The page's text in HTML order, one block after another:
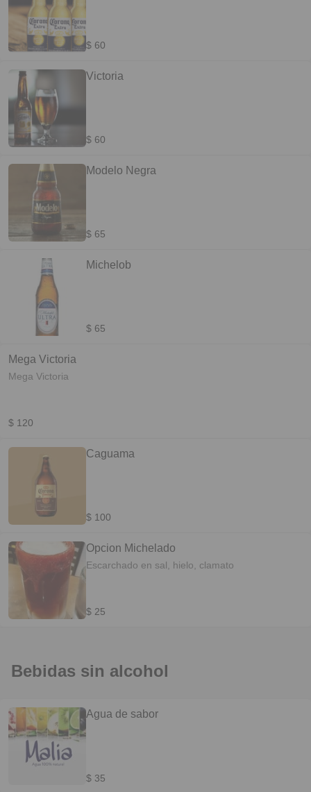
$ 60
Victoria
$ 60
Modelo Negra
$ 65
Michelob
$ 65
Mega Victoria
Mega Victoria
$ 120
Caguama
$ 100
Opcion Michelado
Escarchado en sal, hielo, clamato
$ 25
Bebidas sin alcohol
Agua de sabor
$ 35